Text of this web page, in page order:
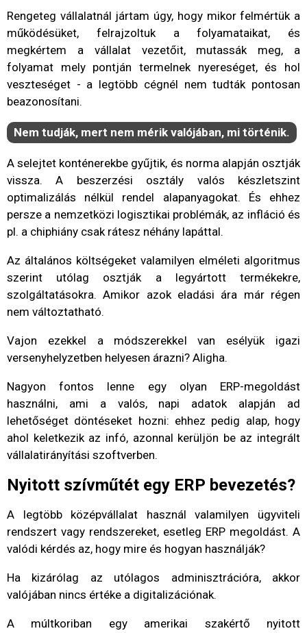
Rengeteg vállalatnál jártam úgy, hogy mikor felmértük a
működésüket, felrajzoltuk a folyamataikat, és
megkértem a vállalat vezetőit, mutassák meg, a
folyamat mely pontján termelnek nyereséget, és hol
veszteséget - a legtöbb cégnél nem tudták pontosan
beazonosítani.
Nem tudják, mert nem mérik valójában, mi történik.
A selejtet konténerekbe gyűjtik, és norma alapján osztják
vissza. A beszerzési osztály valós készletszint
optimalizálás nélkül rendel alapanyagokat. És ehhez
persze a nemzetközi logisztikai problémák, az infláció és
pl. a chiphiány csak rátesz néhány lapáttal.
Az általános költségeket valamilyen elméleti algoritmus
szerint utólag osztják a legyártott termékekre,
szolgáltatásokra. Amikor azok eladási ára már régen
nem változtatható.
Vajon ezekkel a módszerekkel van esélyük igazi
versenyhelyzetben helyesen árazni? Aligha.
Nagyon fontos lenne egy olyan ERP-megoldást
használni, ami a valós, napi adatok alapján ad
lehetőséget döntéseket hozni: ehhez pedig alap, hogy
ahol keletkezik az infó, azonnal kerüljön be az integrált
vállalatirányítási szoftverben.
Nyitott szívműtét egy ERP bevezetés?
A legtöbb középvállalat használ valamilyen ügyviteli
rendszert vagy rendszereket, esetleg ERP megoldást. A
valódi kérdés az, hogy mire és hogyan használják?
Ha kizárólag az utólagos adminisztrációra, akkor
valójában nincs értéke a digitalizációnak.
A múltkoriban egy amerikai szakértő nyitott